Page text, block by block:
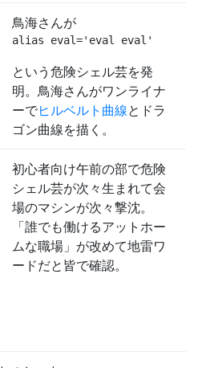
鳥海さんが
alias eval='eval eval'
という危険シェル芸を発
明。鳥海さんがワンライナ
ーでヒルベルト曲線とドラ
ゴン曲線を描く。
初心者向け午前の部で危険
シェル芸が次々生まれて会
場のマシンが次々撃沈。
「誰でも働けるアットホー
ムな職場」が改めて地雷ワ
ードだと皆で確認。